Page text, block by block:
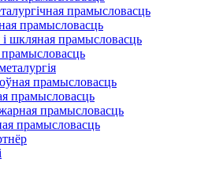
прамысловасць
прамысловасць
і шкляная прамысловасць
прамысловасць
прамысловасць
прамысловасць
прамысловасць